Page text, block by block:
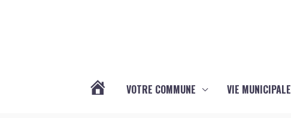
VOTRE COMMUNE VIE MUNICIPALE